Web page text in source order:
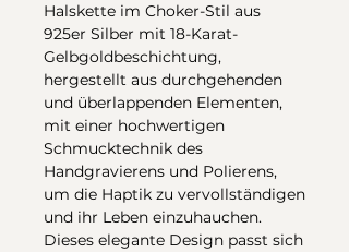
Halskette im Choker-Stil aus
925er Silber mit 18-Karat-
Gelbgoldbeschichtung,
hergestellt aus durchgehenden
und überlappenden Elementen,
mit einer hochwertigen
Schmucktechnik des
Handgravierens und Polierens,
um die Haptik zu vervollständigen
und ihr Leben einzuhauchen.
Dieses elegante Design passt sich